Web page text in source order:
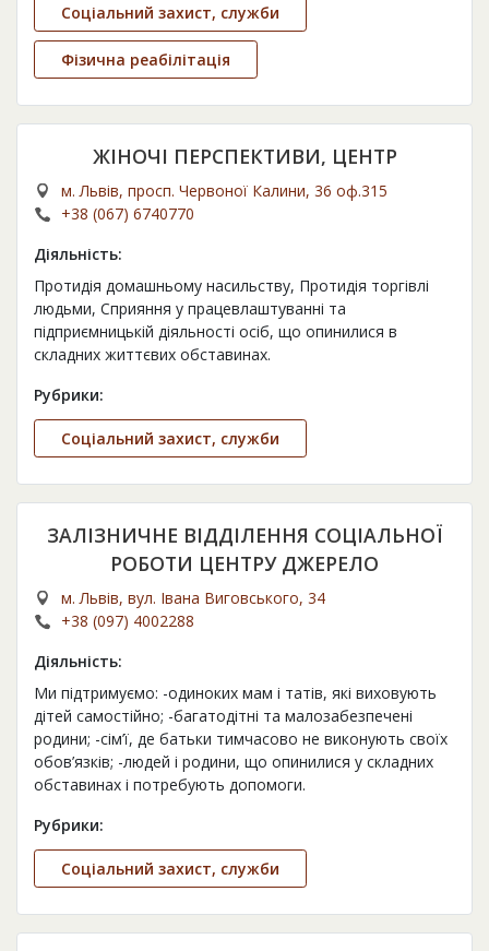
Соціальний захист, служби
Фізична реабілітація
ЖІНОЧІ ПЕРСПЕКТИВИ, ЦЕНТР
м. Львів, просп. Червоної Калини, 36 оф.315
+38 (067) 6740770
Діяльність:
Протидія домашньому насильству, Протидія торгівлі
людьми, Сприяння у працевлаштуванні та
підприємницькій діяльності осіб, що опинилися в
складних життєвих обставинах.
Рубрики:
Соціальний захист, служби
ЗАЛІЗНИЧНЕ ВІДДІЛЕННЯ СОЦІАЛЬНОЇ
РОБОТИ ЦЕНТРУ ДЖЕРЕЛО
м. Львів, вул. Івана Виговського, 34
+38 (097) 4002288
Діяльність:
Ми підтримуємо: -одиноких мам і татів, які виховують
дітей самостійно; -багатодітні та малозабезпечені
родини; -сім’ї, де батьки тимчасово не виконують своїх
обов’язків; -людей і родини, що опинилися у складних
обставинах і потребують допомоги.
Рубрики:
Соціальний захист, служби